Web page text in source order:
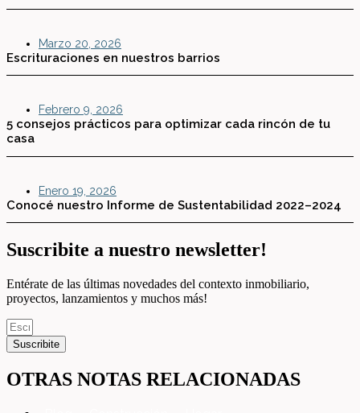
Marzo 20, 2026
Escrituraciones en nuestros barrios
Febrero 9, 2026
5 consejos prácticos para optimizar cada rincón de tu
casa
Enero 19, 2026
Conocé nuestro Informe de Sustentabilidad 2022–2024
Suscribite a nuestro newsletter!
Entérate de las últimas novedades del contexto inmobiliario,
proyectos, lanzamientos y muchos más!
Suscribite
OTRAS NOTAS RELACIONADAS